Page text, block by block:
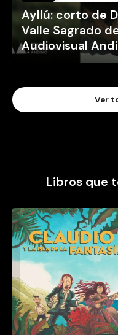
Ayllú: corto de
Valle Sagrado
Audiovisual
Ver
Libros que